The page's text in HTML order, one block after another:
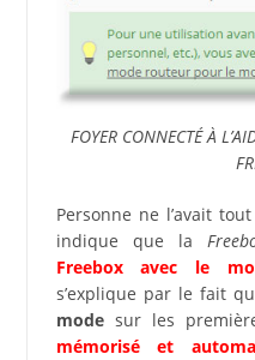
FOYER CONNECTÉ À
Personne ne l’avait
indique que la
Freebox avec le
s’explique par le fait
modesur les
mémorisé et